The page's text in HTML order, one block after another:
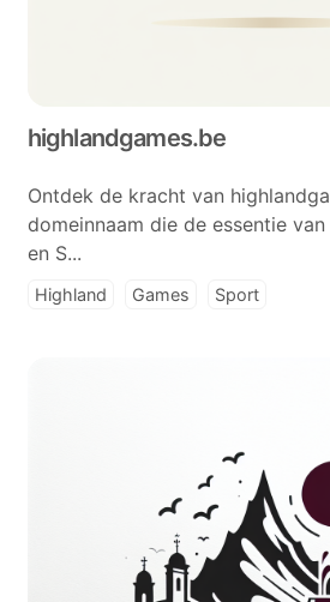
highlandgames.be
Ontdek de kracht van
domeinnaam die de essentie
en S...
Highland Games Sport